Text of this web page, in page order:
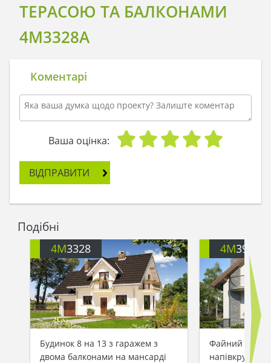
ТЕРАСОЮ ТА БАЛКОНАМИ
4M3328A
Коментарі
Ваша оцінка:
ВІДПРАВИТИ
Подібні
4M3328
Будинок 8 на 13 з гаражем з
двома балконами на мансарді
4M391
Файний